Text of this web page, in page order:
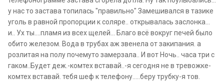
у нас то застава топилась "правильно" Замешивался в тазике
уголь в равной пропорции к соляре.. открывалась заслонка...
и.. Ух ты....пламя из всех щелей... Благо всё вокруг печей было
обито железом. Вода в трубах аж звенела от закипания. а
розлитая на полу почемуто замерзала.. И вот Ночь.. часа три с
гаком..Будет деж.-комтех вставай..-я сегодня не в тревожке-
комтех вставай. тебя шеф к телефону.....беру трубку-я тов.